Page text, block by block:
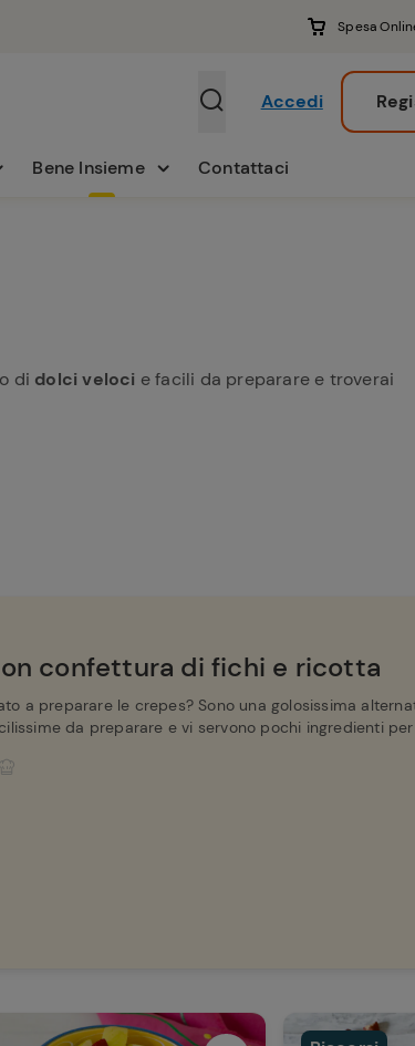
Spesa
Accedi
Bene Insieme Contattaci
di dolci veloci e facili da preparare e troverai
confettura di fichi e ricotta
a preparare le crepes? Sono una golosissima
da preparare e vi servono pochi ingredienti